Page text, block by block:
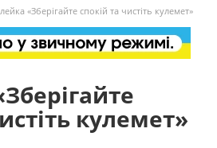
«Зберігайте спокій та чистіть кулемет»
кулемет»